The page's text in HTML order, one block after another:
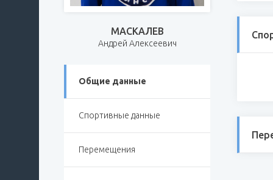
МАСКАЛЕВ
Андрей Алексеевич
Общие данные
Спортивные данные
Перемещения